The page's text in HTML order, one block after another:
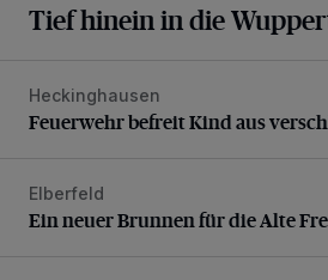
Tief hinein in die
Feuerwehr befreit Kind aus
Heckinghausen
Feuerwehr befreit Kind aus
Ein neuer Brunnen für die Alte
Elberfeld
Ein neuer Brunnen für die Alte